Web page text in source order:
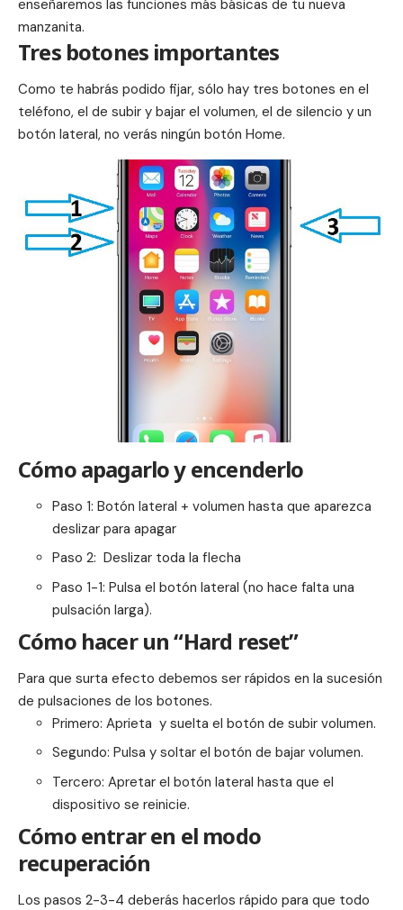
enseñaremos las funciones más básicas de tu nueva
manzanita.
Tres botones importantes
Como te habrás podido fijar, sólo hay tres botones en el
teléfono, el de subir y bajar el volumen, el de silencio y un
botón lateral, no verás ningún botón Home.
Cómo apagarlo y encenderlo
Paso 1: Botón lateral + volumen hasta que aparezca
deslizar para apagar
Paso 2: Deslizar toda la flecha
Paso 1-1: Pulsa el botón lateral (no hace falta una
pulsación larga).
Cómo hacer un “Hard reset”
Para que surta efecto debemos ser rápidos en la sucesión
de pulsaciones de los botones.
Primero: Aprieta y suelta el botón de subir volumen.
Segundo: Pulsa y soltar el botón de bajar volumen.
Tercero: Apretar el botón lateral hasta que el
dispositivo se reinicie.
Cómo entrar en el modo
recuperación
Los pasos 2-3-4 deberás hacerlos rápido para que todo